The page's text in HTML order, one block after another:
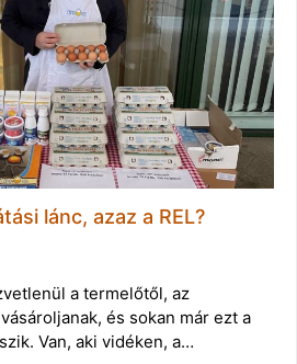
lánc, azaz a REL?
a termelőtől, az
és sokan már ezt a
Van, aki vidéken, a…